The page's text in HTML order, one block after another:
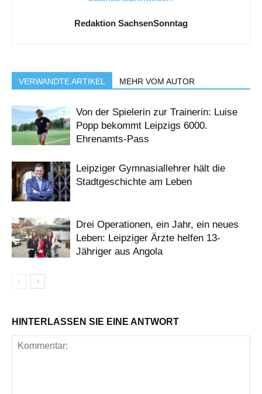
Redaktion SachsenSonntag
VERWANDTE ARTIKEL MEHR VOM AUTOR
Von der Spielerin zur Trainerin: Luise
Popp bekommt Leipzigs 6000.
Ehrenamts-Pass
Leipziger Gymnasiallehrer hält die
Stadtgeschichte am Leben
Drei Operationen, ein Jahr, ein neues
Leben: Leipziger Ärzte helfen 13-
Jähriger aus Angola
HINTERLASSEN SIE EINE ANTWORT